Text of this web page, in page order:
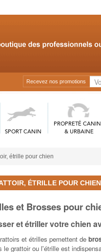
Recevez nos promotions
SPORT CANIN
PROPRETÉ
& URBAINE
étrille pour chien
ÉTRILLE POUR CHIEN
et Brosses pour
et étriller votre chien
et étrilles pemettent de
le grattoir ou l'étrille est